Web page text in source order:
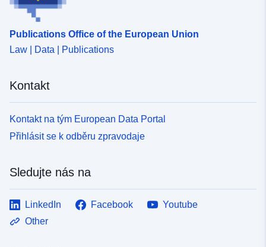
Publications Office of the European Union
Law | Data | Publications
Kontakt
Kontakt na tým European Data Portal
Přihlásit se k odběru zpravodaje
Sledujte nás na
LinkedIn Facebook
Youtube
Other